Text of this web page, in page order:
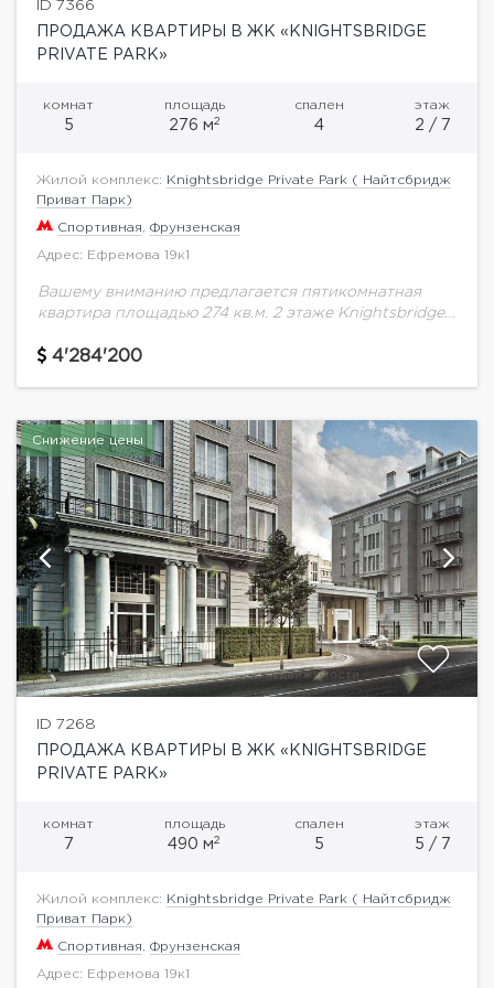
ID 7366
ПРОДАЖА КВАРТИРЫ В ЖК «KNIGHTSBRIDGE
PRIVATE PARK»
комнат
5
площадь
276 м2
спален
4
этаж
2 / 7
Жилой комплекс:
Knightsbridge Private Park ( Найтсбридж
Приват Парк)
Спортивная Фрунзенская
Адрес: Ефремова 19к1
Вашему вниманию предлагается пятикомнатная
квартира площадью 274 кв.м. 2 этаже Knightsbridge
Knightsbridge Private Park – жилой квартал класса
4'284'200
Снижение цены
ID 7268
ПРОДАЖА КВАРТИРЫ В ЖК «KNIGHTSBRIDGE
PRIVATE PARK»
комнат
7
площадь
490 м2
спален
5
этаж
5 / 7
Жилой комплекс:
Knightsbridge Private Park ( Найтсбридж
Приват Парк)
Спортивная Фрунзенская
Адрес: Ефремова 19к1